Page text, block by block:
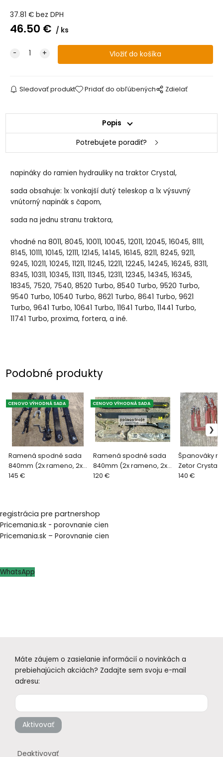
37.81 € bez DPH
46.50 € ks
Sledovať produkt Pridať do obľúbených Zdielať
Popis
Potrebujete poradiť?
napináky do ramien hydrauliky na traktor Crystal,
sada obsahuje: 1x vonkajší dutý teleskop a 1x výsuvný
vnútorný napinák s čapom,
sada na jednu stranu traktora,
vhodné na 8011, 8045, 10011, 10045, 12011, 12045, 16045, 8111,
8145, 10111, 10145, 12111, 12145, 14145, 16145, 8211, 8245, 9211,
9245, 10211, 10245, 11211, 11245, 12211, 12245, 14245, 16245, 8311,
8345, 10311, 10345, 11311, 11345, 12311, 12345, 14345, 16345,
18345, 7520, 7540, 8520 Turbo, 8540 Turbo, 9520 Turbo,
9540 Turbo, 10540 Turbo, 8621 Turbo, 8641 Turbo, 9621
Turbo, 9641 Turbo, 10641 Turbo, 11641 Turbo, 11441 Turbo,
11741 Turbo, proxima, fortera, a iné.
Podobné produkty
Ramená spodné sada
840mm (2x rameno, 2x
tiahlo, 2x španovák DP
CENOVO VÝHODNÁ SADA
145 €
Ramená spodné sada
840mm (2x rameno, 2x
tiahlo, 2x španovák)
CENOVO VÝHODNÁ SADA
120 €
Španováky
Zetor Crystal
kompl.
140 €
registrácia pre partnershop
Pricemania.sk - porovnanie cien
Pricemania.sk – Porovnanie cien
WhatsApp
Máte záujem o zasielanie informácií o novinkách a
prebiehajúcich akciách? Zadajte sem svoju e-mail
adresu:
Aktivovať
Deaktivovať